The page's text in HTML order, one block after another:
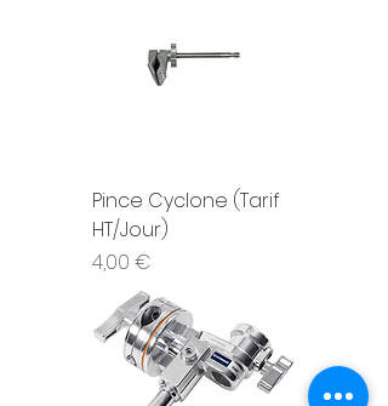
Pince Cyclone (Tarif
HT/Jour)
Prix
4,00 €